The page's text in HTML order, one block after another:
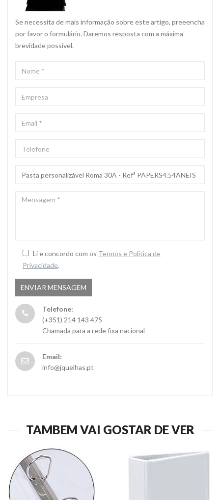
Se necessita de mais informação sobre este artigo, preeencha
por favor o formulário. Daremos resposta com a máxima
brevidade possivel.
Li e concordo com os Termos e Politica de
Privacidade.
Telefone:
(+351) 214 143 475
Chamada para a rede fixa nacional
Email:
info@jquelhas.pt
TAMBÉM VAI GOSTAR DE VER